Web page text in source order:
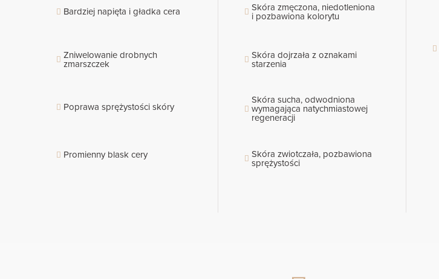
Bardziej napięta i gładka cera
Zniwelowanie drobnych
zmarszczek
Poprawa sprężystości skóry
Promienny blask cery
Skóra zmęczona, niedotleniona
i pozbawiona kolorytu
Skóra dojrzała z oznakami
starzenia
Skóra sucha, odwodniona
wymagająca natychmiastowej
regeneracji
Skóra zwiotczała, pozbawiona
sprężystości